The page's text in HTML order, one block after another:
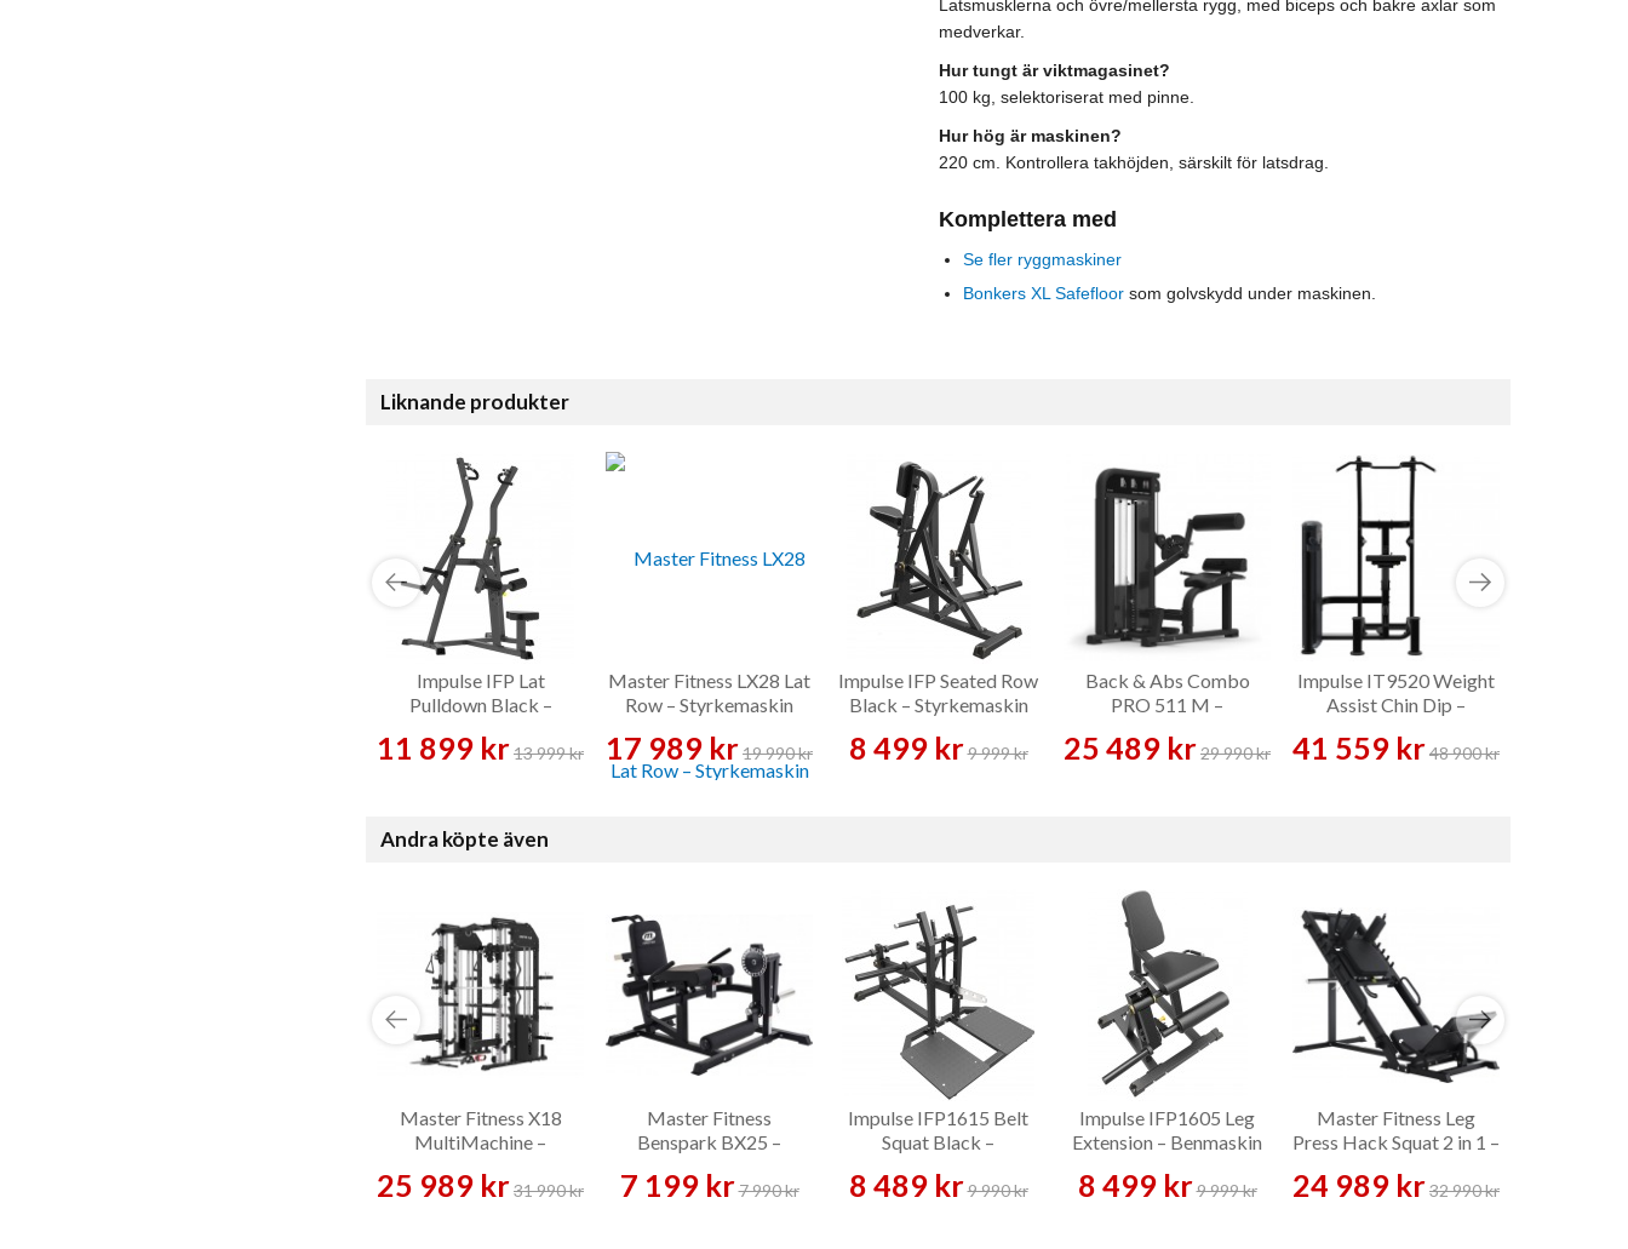
Latsmusklerna och övre/mellersta rygg, med biceps och bakre axlar som
medverkar.
Hur tungt är viktmagasinet?
100 kg, selektoriserat med pinne.
Hur hög är maskinen?
220 cm. Kontrollera takhöjden, särskilt för latsdrag.
Komplettera med
Se fler ryggmaskiner
Bonkers XL Safefloorsom golvskydd under maskinen.
Liknande produkter
Impulse IFP Lat
Pulldown Black –
11 899 kr13 999 kr
Master Fitness LX28 Lat
Row – Styrkemaskin
17 989 kr19 990 kr
Impulse IFP Seated Row
Black – Styrkemaskin
8 499 kr9 999 kr
Back & Abs Combo
PRO 511 M –
25 489 kr29 990 kr
Impulse IT9520 Weight
Assist Chin Dip –
41 559 kr48 900 kr
Andra köpte även
Master Fitness X18
MultiMachine –
25 989 kr31 990 kr
Master Fitness
Benspark BX25 –
7 199 kr7 990 kr
Impulse IFP1615 Belt
Squat Black –
8 489 kr9 990 kr
Impulse IFP1605 Leg
Extension – Benmaskin
8 499 kr9 999 kr
Master Fitness Leg
Press Hack Squat 2 in 1 –
24 989 kr32 990 kr